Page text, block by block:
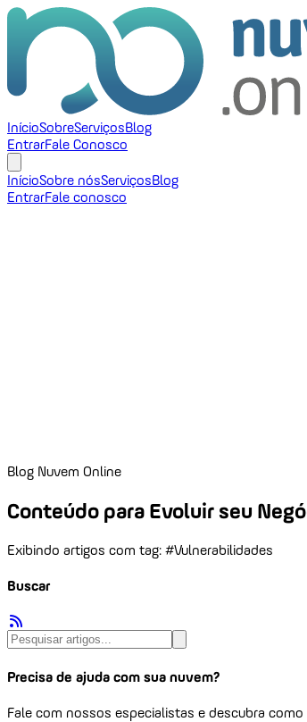
InícioSobreServiçosBlog
EntrarFale Conosco
InícioSobre nósServiçosBlog
EntrarFale conosco
Blog Nuvem Online
Conteúdo para Evoluir seu
Exibindo artigos com tag: #Vulnerabilidades
Buscar
Precisa de ajuda com sua nuvem?
Fale com nossos especialistas e descubra